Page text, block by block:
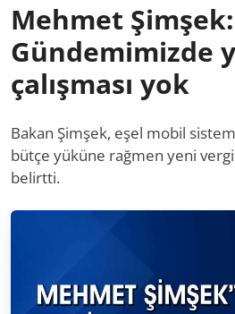
Mehmet Şimşek:
Gündemimizde
çalışması yok
Bakan Şimşek, eşel mobil
bütçe yüküne rağmen yeni vergi
belirtti.